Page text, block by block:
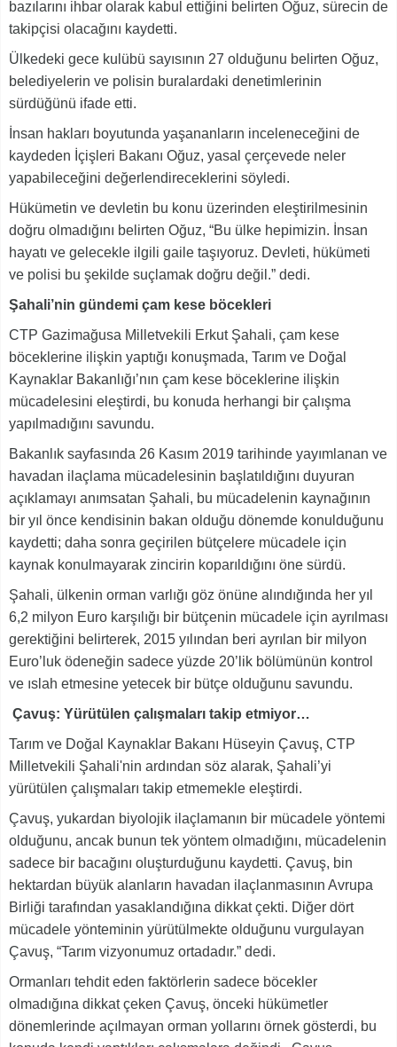
bazılarını ihbar olarak kabul ettiğini belirten Oğuz, sürecin de
takipçisi olacağını kaydetti.
Ülkedeki gece kulübü sayısının 27 olduğunu belirten Oğuz,
belediyelerin ve polisin buralardaki denetimlerinin
sürdüğünü ifade etti.
İnsan hakları boyutunda yaşananların inceleneceğini de
kaydeden İçişleri Bakanı Oğuz, yasal çerçevede neler
yapabileceğini değerlendireceklerini söyledi.
Hükümetin ve devletin bu konu üzerinden eleştirilmesinin
doğru olmadığını belirten Oğuz, “Bu ülke hepimizin. İnsan
hayatı ve gelecekle ilgili gaile taşıyoruz. Devleti, hükümeti
ve polisi bu şekilde suçlamak doğru değil.” dedi.
Şahali’nin gündemi çam kese böcekleri
CTP Gazimağusa Milletvekili Erkut Şahali, çam kese
böceklerine ilişkin yaptığı konuşmada, Tarım ve Doğal
Kaynaklar Bakanlığı’nın çam kese böceklerine ilişkin
mücadelesini eleştirdi, bu konuda herhangi bir çalışma
yapılmadığını savundu.
Bakanlık sayfasında 26 Kasım 2019 tarihinde yayımlanan ve
havadan ilaçlama mücadelesinin başlatıldığını duyuran
açıklamayı anımsatan Şahali, bu mücadelenin kaynağının
bir yıl önce kendisinin bakan olduğu dönemde konulduğunu
kaydetti; daha sonra geçirilen bütçelere mücadele için
kaynak konulmayarak zincirin koparıldığını öne sürdü.
Şahali, ülkenin orman varlığı göz önüne alındığında her yıl
6,2 milyon Euro karşılığı bir bütçenin mücadele için ayrılması
gerektiğini belirterek, 2015 yılından beri ayrılan bir milyon
Euro’luk ödeneğin sadece yüzde 20’lik bölümünün kontrol
ve ıslah etmesine yetecek bir bütçe olduğunu savundu.
Çavuş: Yürütülen çalışmaları takip etmiyor…
Tarım ve Doğal Kaynaklar Bakanı Hüseyin Çavuş, CTP
Milletvekili Şahali'nin ardından söz alarak, Şahali’yi
yürütülen çalışmaları takip etmemekle eleştirdi.
Çavuş, yukardan biyolojik ilaçlamanın bir mücadele yöntemi
olduğunu, ancak bunun tek yöntem olmadığını, mücadelenin
sadece bir bacağını oluşturduğunu kaydetti. Çavuş, bin
hektardan büyük alanların havadan ilaçlanmasının Avrupa
Birliği tarafından yasaklandığına dikkat çekti. Diğer dört
mücadele yönteminin yürütülmekte olduğunu vurgulayan
Çavuş, “Tarım vizyonumuz ortadadır.” dedi.
Ormanları tehdit eden faktörlerin sadece böcekler
olmadığına dikkat çeken Çavuş, önceki hükümetler
dönemlerinde açılmayan orman yollarını örnek gösterdi, bu